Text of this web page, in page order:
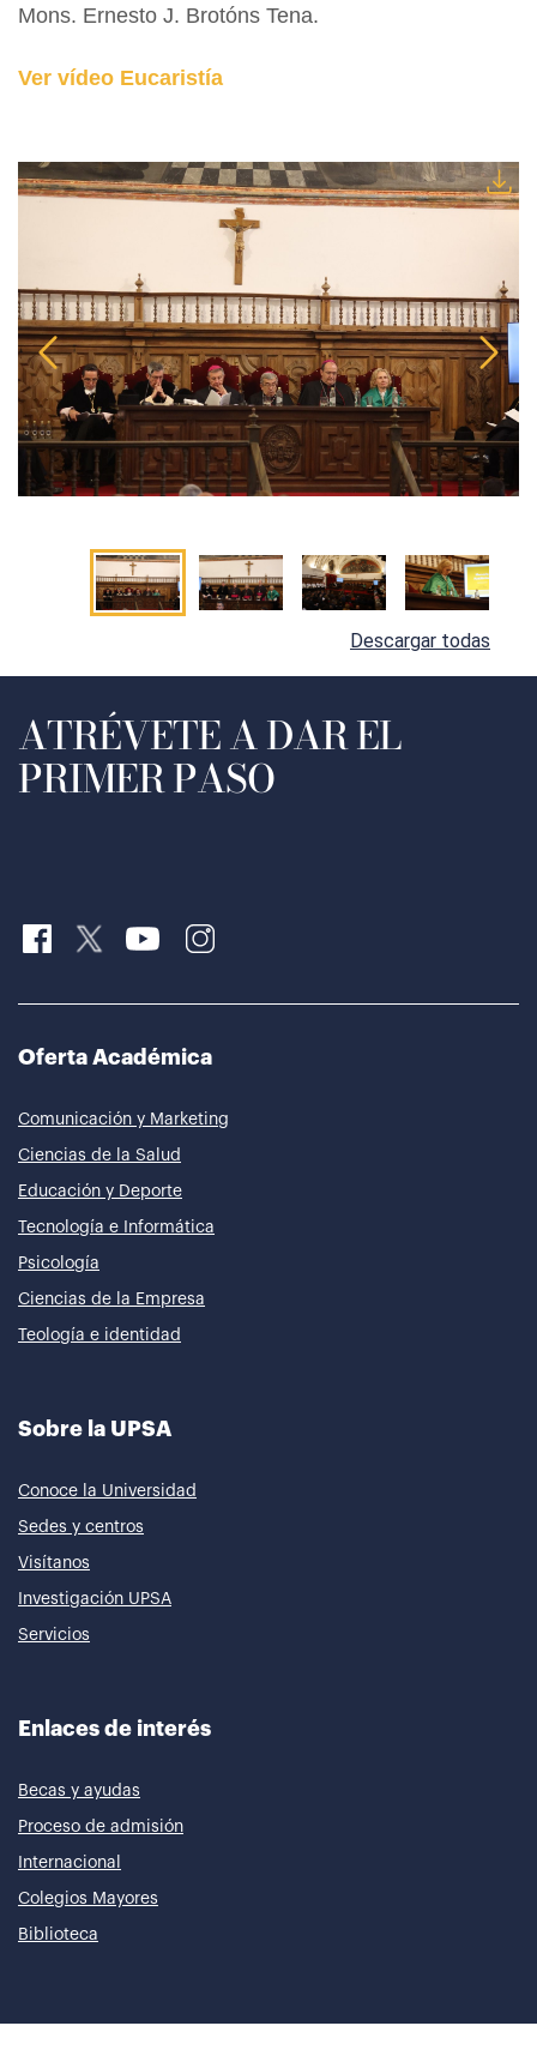
Mons. Ernesto J. Brotóns Tena.
Ver vídeo Eucaristía
Descargar todas
ATRÉVETE A DAR EL
PRIMER PASO
Oferta Académica
Comunicación y Marketing
Ciencias de la Salud
Educación y Deporte
Tecnología e Informática
Psicología
Ciencias de la Empresa
Teología e identidad
Sobre la UPSA
Conoce la Universidad
Sedes y centros
Visítanos
Investigación UPSA
Servicios
Enlaces de interés
Becas y ayudas
Proceso de admisión
Internacional
Colegios Mayores
Biblioteca